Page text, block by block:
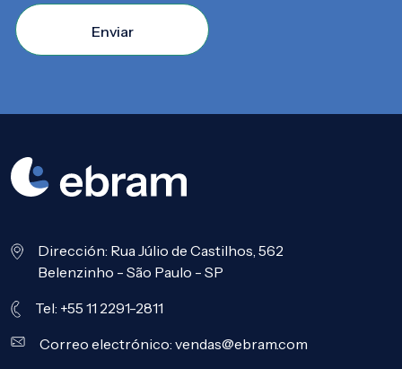
Enviar
Dirección: Rua Júlio de Castilhos, 562
Belenzinho - São Paulo - SP
Tel: +55 11 2291-2811
Correo electrónico: vendas@ebram.com